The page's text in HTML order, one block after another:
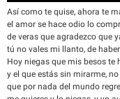
Así como te quise, ahora te
el amor se hace odio lo
de veras que agradezco que
tú no vales mi llanto, de
Hoy niegas que mis besos te
y el que estás sin mirarme,
que por nada del mundo